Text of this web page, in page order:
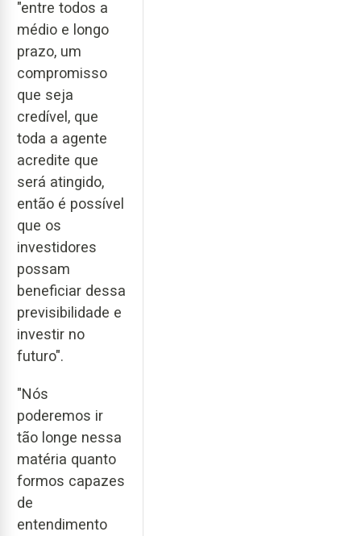
"entre todos a
médio e longo
prazo, um
compromisso
que seja
credível, que
toda a agente
acredite que
será atingido,
então é possível
que os
investidores
possam
beneficiar dessa
previsibilidade e
investir no
futuro".
"Nós
poderemos ir
tão longe nessa
matéria quanto
formos capazes
de
entendimento